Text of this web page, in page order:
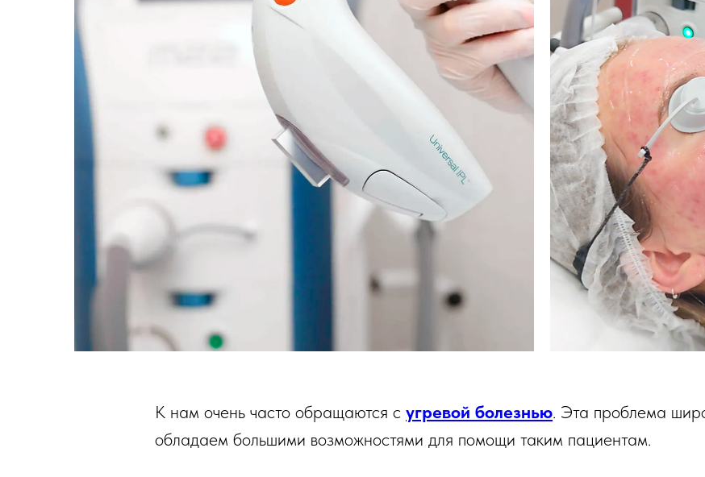
К нам очень часто обращаются с угревой болезнью. Эта проблема
обладаем большими возможностями для помощи таким пациентам.